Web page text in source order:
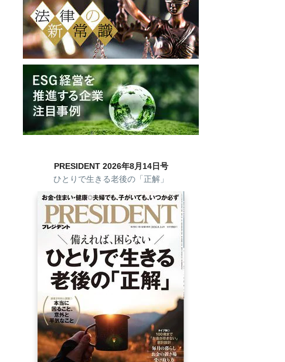
PRESIDENT 2026年8月14日号
ひとりで生きる老後の「正解」